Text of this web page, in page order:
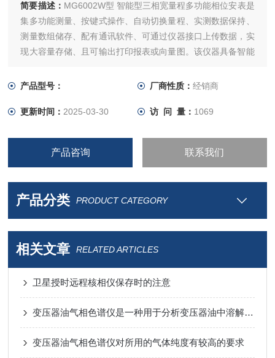
简要描述： MG6002W型 智能型三相宽量程多功能相位安表是
集多功能测量、按键式操作、自动切换量程、实测数据保持、
测量数组储存、配有通讯软件、可通过仪器接口上传数据，实
现大容量存储、且可输出打印报表或向量图。该仪器具备智能
常适合电能计量、用电检查、电力稽查和变电检修、继电保护
产品型号： 厂商性质： 经销商
更新时间： 2025-03-30 访 问 量： 1069
产品咨询 联系我们
产品分类 PRODUCT CATEGORY
相关文章 RELATED ARTICLES
卫星授时远程核相仪保存时的注意
变压器油气相色谱仪是一种用于分析变压器油中溶解气体的气相色谱仪
变压器油气相色谱仪对所用的气体纯度有较高的要求